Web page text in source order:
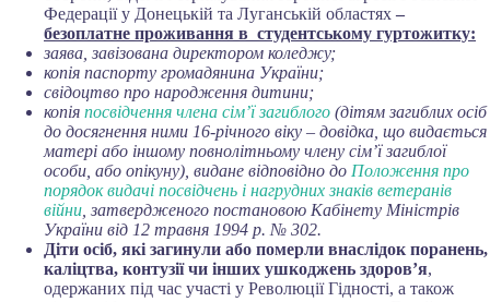
Федерації у Донецькій та Луганській областях –
безоплатне проживання в студентському гуртожитку:
заява, завізована директором коледжу;
копія паспорту громадянина України;
свідоцтво про народження дитини;
копія посвідчення члена сім’ї загиблого (дітям загиблих осіб
до досягнення ними 16-річного віку – довідка, що видається
матері або іншому повнолітньому члену сім’ї загиблої
особи, або опікуну), видане відповідно до Положення про
порядок видачі посвідчень і нагрудних знаків ветеранів
війни , затвердженого постановою Кабінету Міністрів
України від 12 травня 1994 р. № 302.
Діти осіб, які загинули або померли внаслідок поранень,
каліцтва, контузії чи інших ушкоджень здоров’я,
одержаних під час участі у Революції Гідності, а також